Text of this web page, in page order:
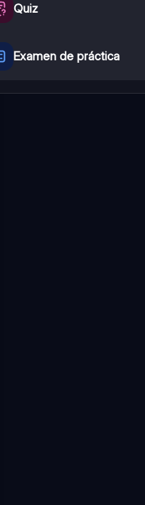
Quiz
Examen de práctica